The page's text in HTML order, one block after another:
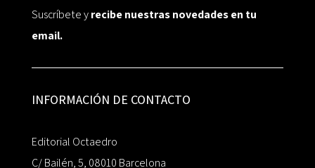
Suscríbete yrecibe nuestras novedades en tu
email.
INFORMACIÓN DE CONTACTO
Editorial Octaedro
C/ Bailén, 5, 08010 Barcelona